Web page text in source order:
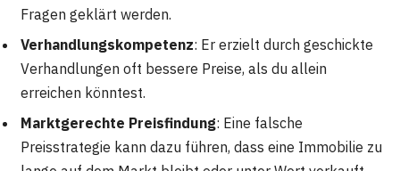
Fragen geklärt werden.
Verhandlungskompetenz: Er erzielt durch geschickte
Verhandlungen oft bessere Preise, als du allein
erreichen könntest.
Marktgerechte Preisfindung: Eine falsche
Preisstrategie kann dazu führen, dass eine Immobilie zu